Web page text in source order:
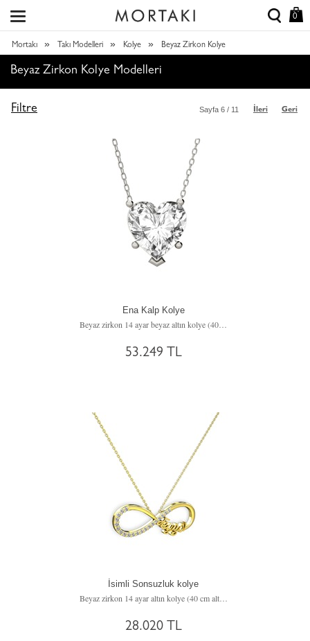
0
Mortakı » Takı Modelleri » Kolye » Beyaz Zirkon Kolye
Beyaz Zirkon Kolye Modelleri
Filtre Geri
İleri
Sayfa 6 / 11
Ena Kalp Kolye
Beyaz zirkon 14 ayar beyaz altın kolye (40 cm beyaz altın rolo zincir)
53.249 TL
İsimli Sonsuzluk kolye
Beyaz zirkon 14 ayar altın kolye (40 cm altın rolo zincir)
28.020 TL